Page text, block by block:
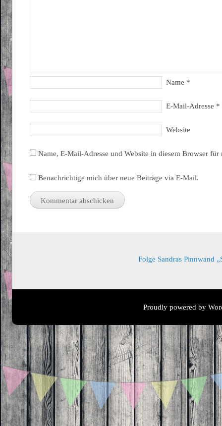
Name *
E-Mail-Adresse *
Website
Name, E-Mail-Adresse und Website in diesem Browser
Benachrichtige mich über neue Beiträge via E-Mail.
Folge Sandras Pinnwand
Proudly powered by